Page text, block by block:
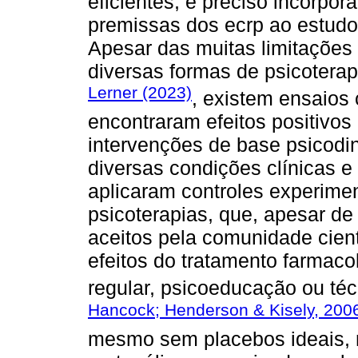
premissas dos ecrp ao
Apesar das muitas
diversas formas de
Lerner (2023), existem ensaios
encontraram efeitos
intervenções de base
diversas condições clínicas
aplicaram controles
psicoterapias, que, apesar
aceitos pela comunidade
efeitos do tratamento
regular, psicoeducação ou
Hancock; Henderson & Kisely,
mesmo sem placebos